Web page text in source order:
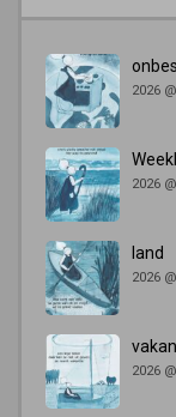
2026
2026
land
2026
2026